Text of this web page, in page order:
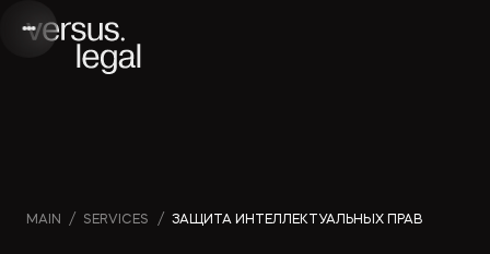
Интеллектуальная
Webinars
MAIN / SERVICES / ЗАЩИТА ИНТЕЛЛЕКТУАЛЬНЫХ ПРАВ